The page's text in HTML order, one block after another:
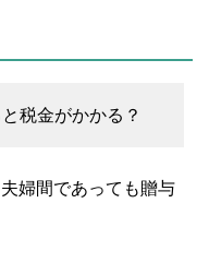
税金がかかる？
婦間であっても贈与